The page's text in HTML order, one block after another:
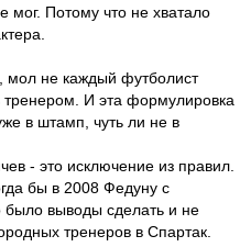
мог. Потому что не хватало
мол не каждый футболист
тренером. И эта формулировка
в штамп, чуть ли не в
- это исключение из правил.
бы в 2008 Федуну с
было выводы сделать и не
тренеров в Спартак.